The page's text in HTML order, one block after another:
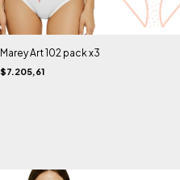
Marey Art 102 pack x3
$7.205,61